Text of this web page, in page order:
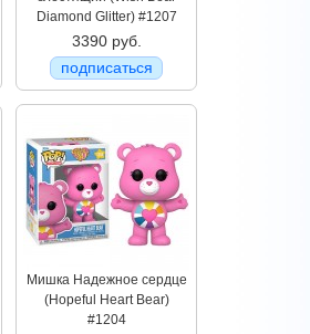
Diamond Glitter) #1207
3390 руб.
подписаться
Мишка Надежное сердце
(Hopeful Heart Bear)
#1204